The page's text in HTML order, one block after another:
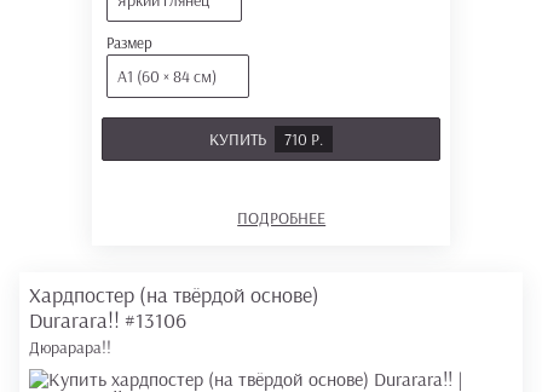
Размер
А1 (60 × 84 см)
КУПИТЬ 710 Р.
ПОДРОБНЕЕ
Хардпостер (на твёрдой основе)
Durarara!! #13106
Дюрарара!!